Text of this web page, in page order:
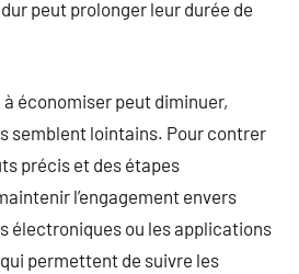
peut prolonger leur durée de
économiser peut diminuer,
semblent lointains. Pour contrer
précis et des étapes
l’engagement envers
électroniques ou les applications
permettent de suivre les